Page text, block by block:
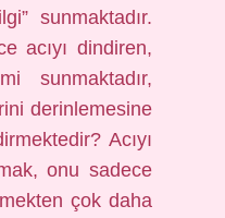
sunmaktadır.
acıyı dindiren,
sunmaktadır,
derinlemesine
Acıyı
onu sadece
çok daha